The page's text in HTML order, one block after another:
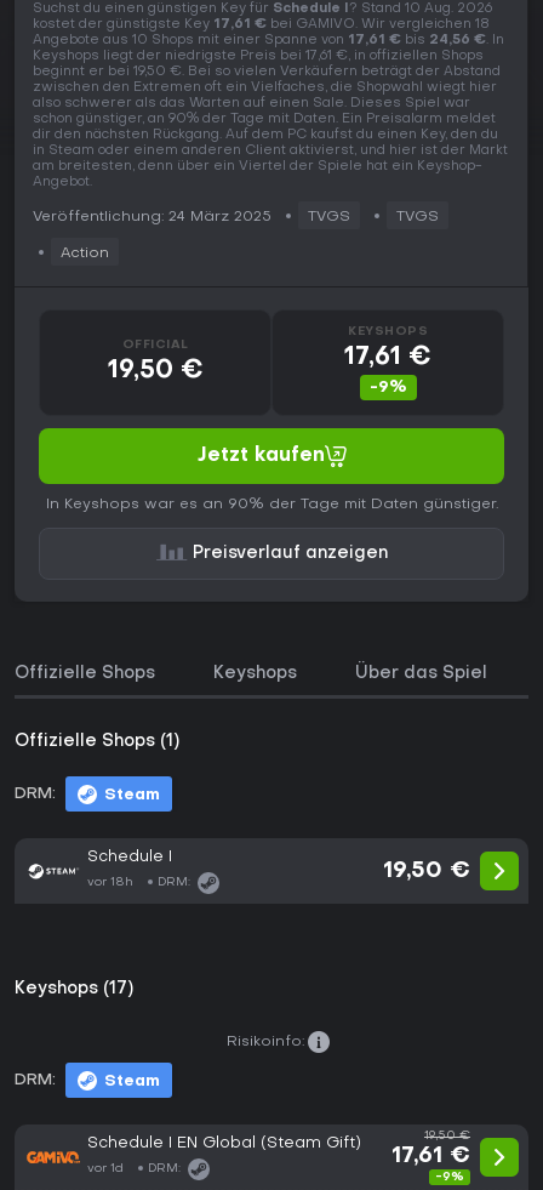
Suchst du einen günstigen Key für Schedule I? Stand 10 Aug. 2026
kostet der günstigste Key 17,61 € bei GAMIVO. Wir vergleichen 18
Angebote aus 10 Shops mit einer Spanne von 17,61 € bis 24,56 €. In
Keyshops liegt der niedrigste Preis bei 17,61 €, in offiziellen Shops
beginnt er bei 19,50 €. Bei so vielen Verkäufern beträgt der Abstand
zwischen den Extremen oft ein Vielfaches, die Shopwahl wiegt hier
also schwerer als das Warten auf einen Sale. Dieses Spiel war
schon günstiger, an 90% der Tage mit Daten. Ein Preisalarm meldet
dir den nächsten Rückgang. Auf dem PC kaufst du einen Key, den du
in Steam oder einem anderen Client aktivierst, und hier ist der Markt
am breitesten, denn über ein Viertel der Spiele hat ein Keyshop-
Angebot.
Veröffentlichung: 24 März 2025 TVGS TVGS
Action
OFFICIAL
19,50 €
KEYSHOPS
17,61 €
-9%
Jetzt kaufen
In Keyshops war es an 90% der Tage mit Daten günstiger.
Preisverlauf anzeigen
Offizielle Shops Keyshops Über das Spiel
Offizielle Shops (1)
DRM: Steam
Schedule I
vor 18h DRM:
19,50 €
Keyshops (17)
DRM: Steam
Risikoinfo:
Schedule I EN Global (Steam Gift)
vor 1d DRM:
19,50 €
17,61 €
-9%